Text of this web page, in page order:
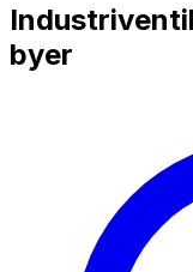
byer